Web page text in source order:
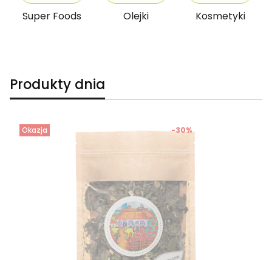
Super Foods Olejki Kosmetyki
Produkty dnia
Okazja -30%